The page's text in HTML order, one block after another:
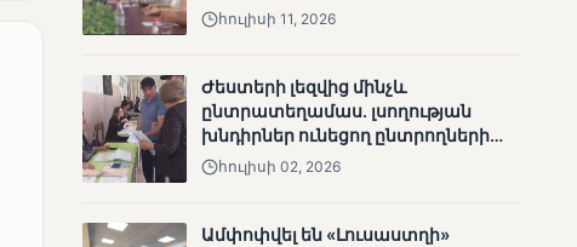
ՄՈՒՆԵՏԻԿ
Մատչելի
ընտրություններ.
ձեռքբերումներ և
քաղաքական նպատակ
հուլիսի 11, 2026
Ժեստերի լեզվից մինչև
ընտրատեղամաս. լսողության
խնդիրներ ունեցող ընտրողների
ճանապարհը
հուլիսի 02, 2026
Ամփոփվել են «Լուսաստղի»